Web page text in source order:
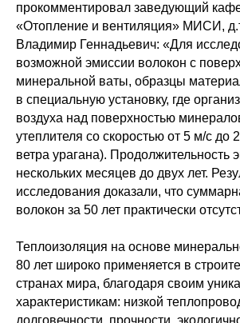
прокомментировал заведующий
«Отопление и вентиляция» МИСИ,
Владимир Геннадьевич: «Для
возможной эмиссии волокон с
минеральной ваты, образцы
в специальную установку, где
воздуха над поверхностью
утеплителя со скоростью от 5 м/с до
ветра урагана). Продолжительность
нескольких месяцев до двух лет.
исследования доказали, что
волокон за 50 лет практически
Теплоизоляция на основе
80 лет широко применяется в
странах мира, благодаря своим
характеристикам: низкой